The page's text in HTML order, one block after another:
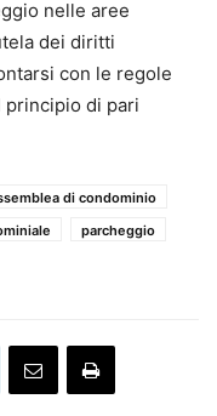
nelle aree
dei diritti
con le regole
principio di pari
di condominio
parcheggio